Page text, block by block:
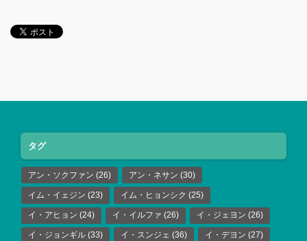
タグ
アン・ソクファン (26) アン・ネサン (30)
イム・イェジン (23) イム・ヒョンシク (25)
イ・アヒョン (24) イ・イルファ (26) イ・ジェヨン (26)
イ・ジョンギル (33) イ・スンジェ (36) イ・デヨン (27)